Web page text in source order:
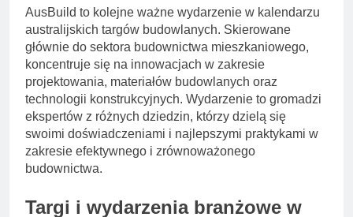
AusBuild to kolejne ważne wydarzenie w kalendarzu
australijskich targów budowlanych. Skierowane
głównie do sektora budownictwa mieszkaniowego,
koncentruje się na innowacjach w zakresie
projektowania, materiałów budowlanych oraz
technologii konstrukcyjnych. Wydarzenie to gromadzi
ekspertów z różnych dziedzin, którzy dzielą się
swoimi doświadczeniami i najlepszymi praktykami w
zakresie efektywnego i zrównoważonego
budownictwa.
Targi i wydarzenia branżowe w